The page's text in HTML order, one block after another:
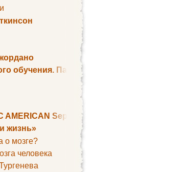
обучения. Пауль Шелли
AMERICAN September 1979
жизнь»
о мозге?
человека